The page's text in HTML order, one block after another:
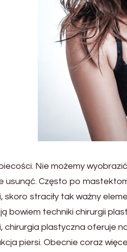
Nie możemy
usunąć. Często po
skoro straciły tak ważny
bowiem techniki chirurgii
chirurgia plastyczna oferuje
piersi. Obecnie coraz